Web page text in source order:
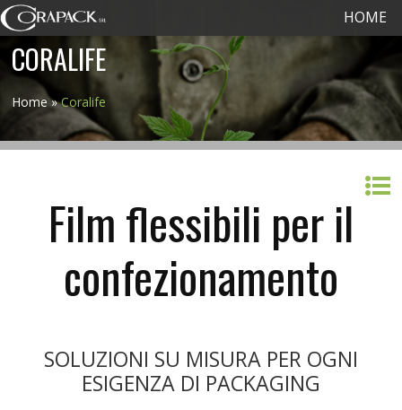
HOME
CORALIFE
Home»Coralife
Film flessibili per il
confezionamento
SOLUZIONI SU MISURA PER OGNI
ESIGENZA DI PACKAGING